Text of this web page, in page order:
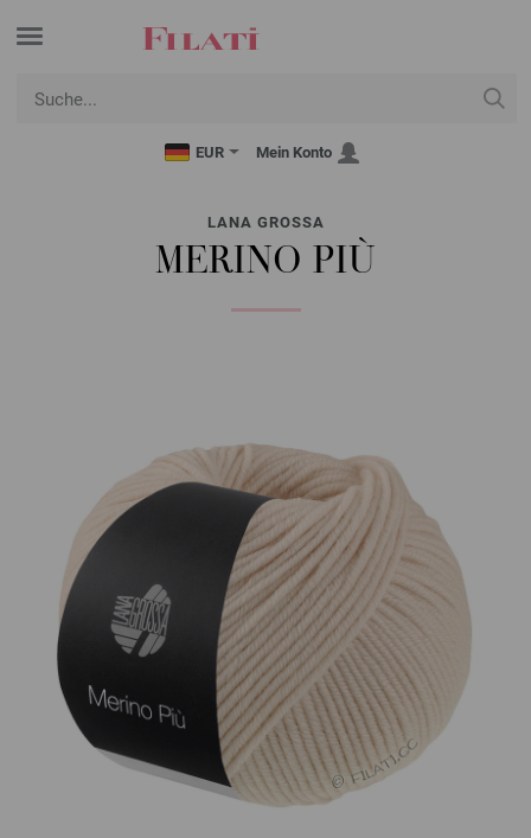
EUR Mein Konto
LANA GROSSA
MERINO PIÙ